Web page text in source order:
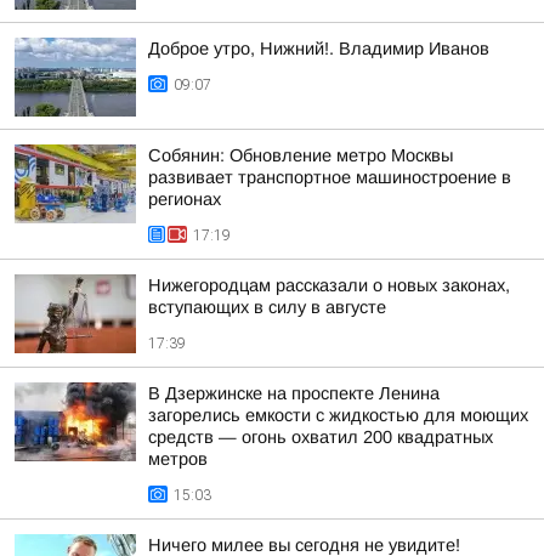
Доброе утро, Нижний!. Владимир Иванов
09:07
Собянин: Обновление метро Москвы
развивает транспортное машиностроение в
регионах
17:19
Нижегородцам рассказали о новых законах,
вступающих в силу в августе
17:39
В Дзержинске на проспекте Ленина
загорелись емкости с жидкостью для моющих
средств — огонь охватил 200 квадратных
метров
15:03
Ничего милее вы сегодня не увидите!